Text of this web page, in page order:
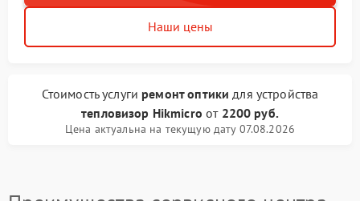
Наши цены
Стоимость услуги ремонт оптики для устройства
тепловизор Hikmicro от 2200 руб.
Цена актуальна на текущую дату 07.08.2026